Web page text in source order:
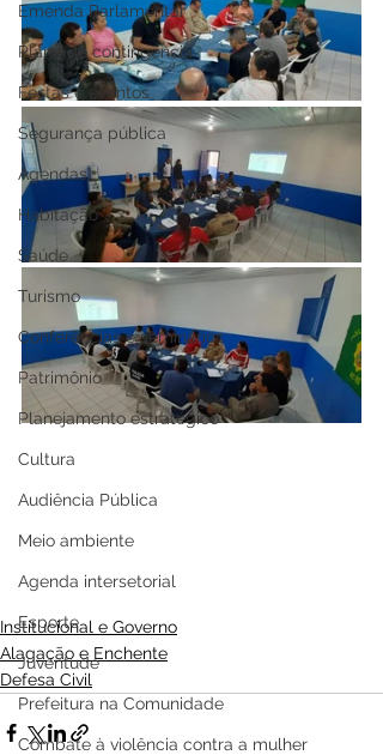
Emenda Parlamentar
Plano de contingência
Festas e eventos
Segurança pública
Agendas
Habitação
Saúde
Turismo
Conferências e seminários
Patrimônio
Planejamento estratégico
Cultura
Audiência Pública
Meio ambiente
Agenda intersetorial
Esporte
Juventude
Prefeitura na Comunidade
Combate à violência contra a mulher
Institucional e Governo
Alagação e Enchente
Defesa Civil